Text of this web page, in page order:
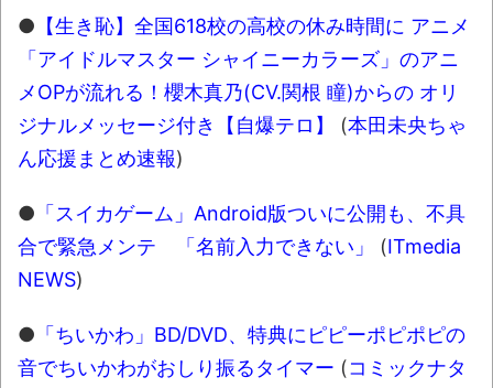
● 【生き恥】全国618校の高校の休み時間に アニメ
「アイドルマスター シャイニーカラーズ」のアニ
メOPが流れる！櫻木真乃(CV.関根 瞳)からの オリ
ジナルメッセージ付き【自爆テロ】
(本田未央ちゃ
ん応援まとめ速報)
● 「スイカゲーム」Android版ついに公開も、不具
合で緊急メンテ 「名前入力できない」
(ITmedia
NEWS)
● 「ちいかわ」BD/DVD、特典にピピーポピポピの
音でちいかわがおしり振るタイマー (コミックナタ